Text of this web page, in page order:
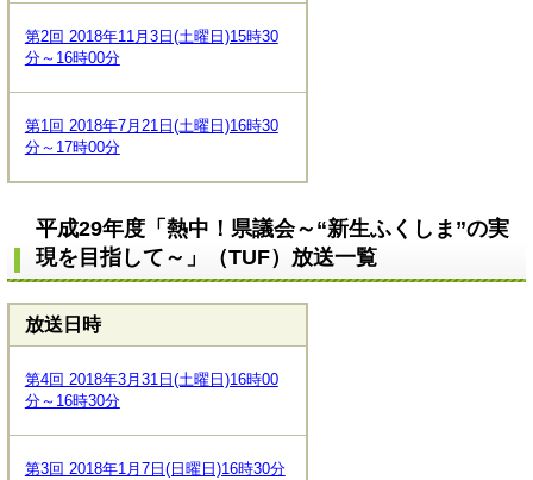
第2回 2018年11月3日(土曜日)15時30
分～16時00分
第1回 2018年7月21日(土曜日)16時30
分～17時00分
平成29年度「熱中！県議会～“新生ふくしま”の実
現を目指して～」（TUF）放送一覧
放送日時
第4回 2018年3月31日(土曜日)16時00
分～16時30分
第3回 2018年1月7日(日曜日)16時30分